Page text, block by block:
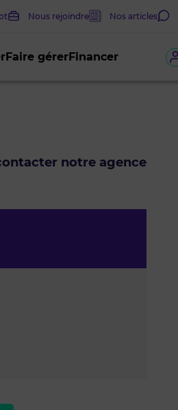
Faire gérerFinancer
Nous rejoindre Nos articles
notre agence